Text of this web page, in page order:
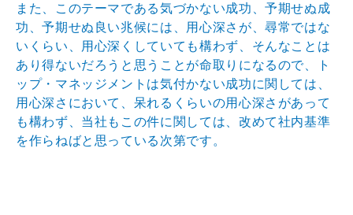
また、このテーマである気づかない成功、予期せぬ成
功、予期せぬ良い兆候には、用心深さが、尋常ではな
いくらい、用心深くしていても構わず、そんなことは
あり得ないだろうと思うことが命取りになるので、ト
ップ・マネッジメントは気付かない成功に関しては、
用心深さにおいて、呆れるくらいの用心深さがあって
も構わず、当社もこの件に関しては、改めて社内基準
を作らねばと思っている次第です。